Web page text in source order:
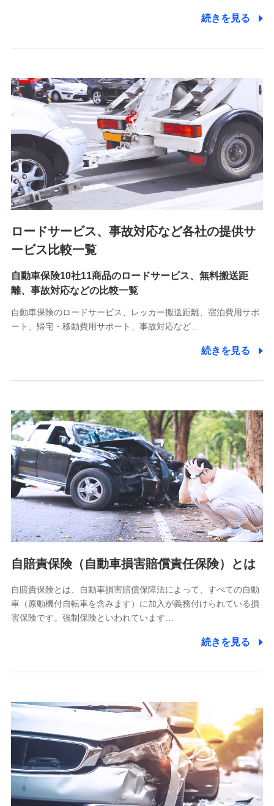
7.社員（従業者）の個人情報
人事･勤怠･健康・労務等の管理、給与支給、福利厚生・採用
退職関連処理等の各種手続きのため、当社と従業員または従
業員同士の連絡のため
8.取引先個人情報
取引先としての選定業務、営業情報の提供業務、契約締結手
続き業務、取引管理業務、およびこれらに準ずる業務の遂行
のため
9.お問い合わせ情報
各種お問い合わせに対応するため
10.受託業務の 個人情報
受託業務の遂行およびこれらに準ずる業務の遂行のため
11.マイカー通勤管理クラウド並びに法人向けASPサー
をお送りするため
分析するため
当社の対応品質向上やお問い合わせ内容の正確な把握のため
個人情報保護管理者の職名、連絡先
株式会社ドコモ・インシュアランス 営業部長
〒103-0013 東京都中央区日本橋人形町2-14-10 アーバン
ネット日本橋ビル 3F
株式会社ドコモ・インシュアランス
個人情報の第三者提供について
除き、第三者に提供いたしません。
業務の委託
当社は利用目的の達成に必要な範囲内において個人情報の取
【共同して利用される利用データの項目】
当社又は株式会社NTTドコモがサービス提供等を通じて取得
した、以下の情報などの個人データ
基本情報
氏名、電話番号、メールアドレス、お客さまの識別子、
属性、連絡先、dポイントサービスのご利用に関する情
続きを見る
ロードサービス、事故対応など各社の提供サ
ービス比較一覧
自動車保険10社11商品のロードサービス、無料搬送距
離、事故対応などの比較一覧
自動車保険のロードサービス、レッカー搬送距離、宿泊費用サポ
ート、帰宅・移動費用サポート、事故対応など…
続きを見る
自賠責保険（自動車損害賠償責任保険）とは
自賠責保険とは、自動車損害賠償保障法によって、すべての自動
車（原動機付自転車を含みます）に加入が義務付けられている損
害保険です。強制保険といわれています…
続きを見る